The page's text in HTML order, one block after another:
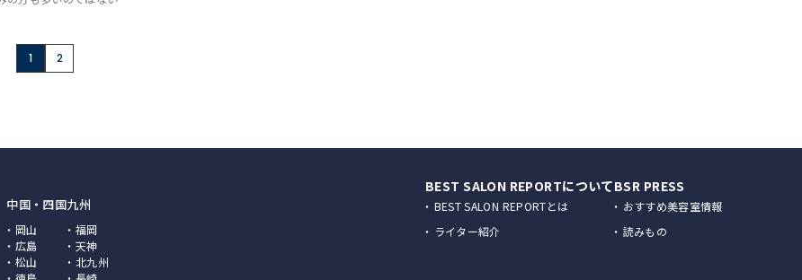
はそんな方にオスス
一度発症してしまう
に悩まされるのがアレ
1 2
池袋
赤羽
鹿児島
中国・四国
岡山
広島
松山
九州
福岡
天神
北九州
BEST SALON REPORTについて
BEST SALON REPORTとは
ライター紹介
BSR PRESS
おすすめ美容室情報
読みもの